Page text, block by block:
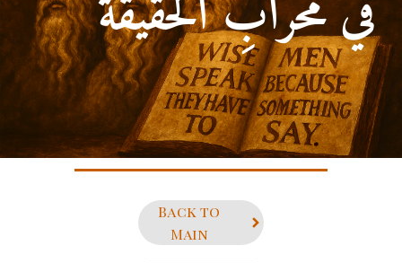
علي بن أبي طالب)
Back to
Main